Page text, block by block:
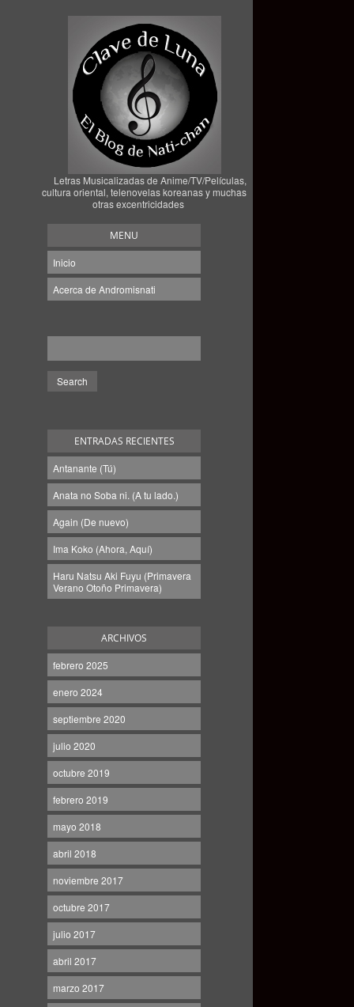
Letras Musicalizadas de Anime/TV/Películas,
cultura oriental, telenovelas koreanas y muchas
otras excentricidades
MENU
Inicio
Acerca de Andromisnati
ENTRADAS RECIENTES
Antanante (Tú)
Anata no Soba ni. (A tu lado.)
Again (De nuevo)
Ima Koko (Ahora, Aquí)
Haru Natsu Aki Fuyu (Primavera
Verano Otoño Primavera)
ARCHIVOS
febrero 2025
enero 2024
septiembre 2020
julio 2020
octubre 2019
febrero 2019
mayo 2018
abril 2018
noviembre 2017
octubre 2017
julio 2017
abril 2017
marzo 2017